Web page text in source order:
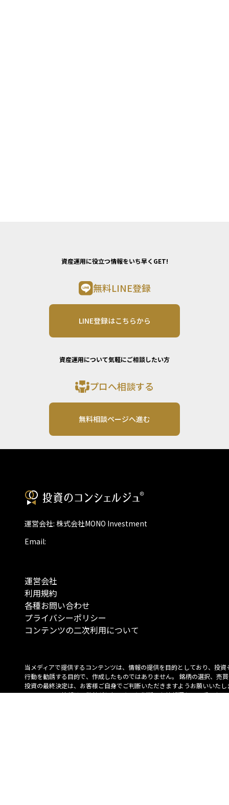
資産運用に役立つ情報をいち早くGET!
無料LINE登録
LINE登録はこちらから
資産運用について気軽にご相談したい方
プロへ相談する
無料相談ページへ進む
運営会社: 株式会社MONO Investment
Email:
運営会社
利用規約
各種お問い合わせ
プライバシーポリシー
コンテンツの二次利用について
当メディアで提供するコンテンツは、情報の提供を目的としており、投資
行動を勧誘する目的で、作成したものではありません。 銘柄の選択、売
投資の最終決定は、お客様ご自身でご判断いただきますようお願いいたし
コンテンツの情報は、弊社が信頼できると判断した情報源から入手したも